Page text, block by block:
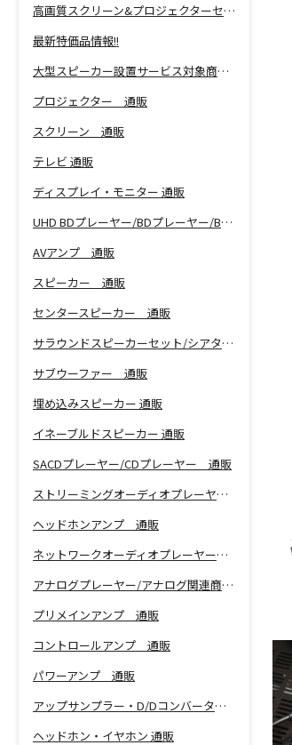
高画質スクリーン&プロジェクターセット超特価！
最新特価品情報!!
大型スピーカー設置サービス対象商品！
プロジェクター 通販
スクリーン 通販
テレビ 通販
ディスプレイ・モニター 通販
UHD BDプレーヤー/BDプレーヤー/BDレコーダー 通販
AVアンプ 通販
スピーカー 通販
センタースピーカー 通販
サラウンドスピーカーセット/シアターバー 通販
サブウーファー 通販
埋め込みスピーカー 通販
イネーブルドスピーカー 通販
SACDプレーヤー/CDプレーヤー 通販
ストリーミングオーディオプレーヤー 通販
ヘッドホンアンプ 通販
ネットワークオーディオプレーヤー 通販
アナログプレーヤー/アナログ関連商品 通販
プリメインアンプ 通販
コントロールアンプ 通販
パワーアンプ 通販
アップサンプラー・D/Dコンバーター 通販
ヘッドホン・イヤホン 通販